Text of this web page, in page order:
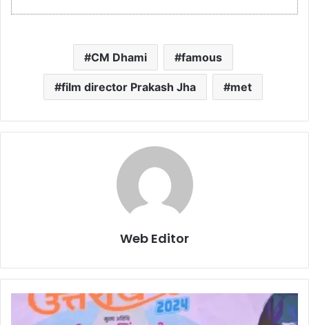
CM Dhami famous
film director Prakash Jha met
Web Editor